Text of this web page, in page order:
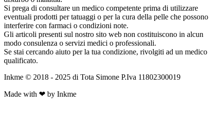
Si prega di consultare un medico competente prima di utilizzare
eventuali prodotti per tatuaggi o per la cura della pelle che possono
interferire con farmaci o condizioni note.
Gli articoli presenti sul nostro sito web non costituiscono in alcun
modo consulenza o servizi medici o professionali.
Se stai cercando aiuto per la tua condizione, rivolgiti ad un medico
qualificato.
Inkme © 2018 - 2025 di Tota Simone P.Iva 11802300019
Made with ❤ by Inkme